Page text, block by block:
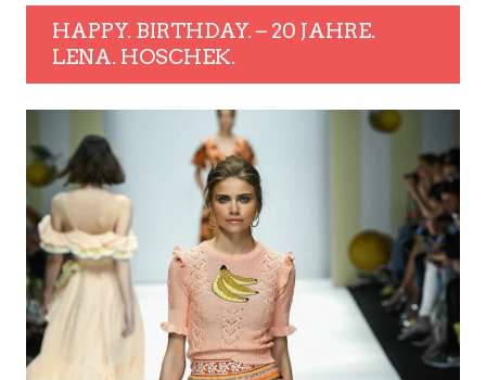
HAPPY. BIRTHDAY. – 20 JAHRE.
LENA. HOSCHEK.